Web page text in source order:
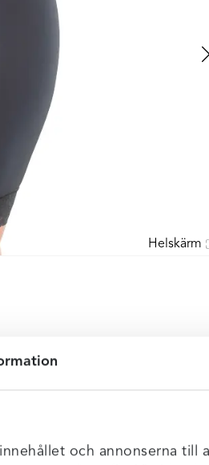
och annonserna till
Helskärm
blir varmt och tätt. I grenen har
ända ner utan slutar strax innan
klänning eller kjol på dig. Detta